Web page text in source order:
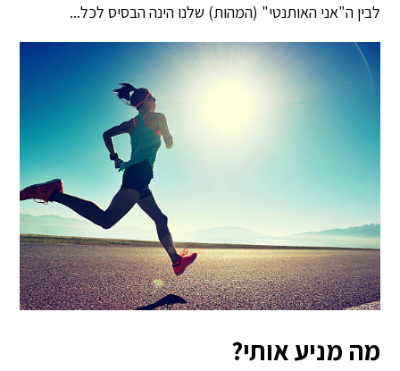
לבין ה"אני האותנטי" (המהות) שלנו הינה הבסיס לכל...
מה מניע אותי?